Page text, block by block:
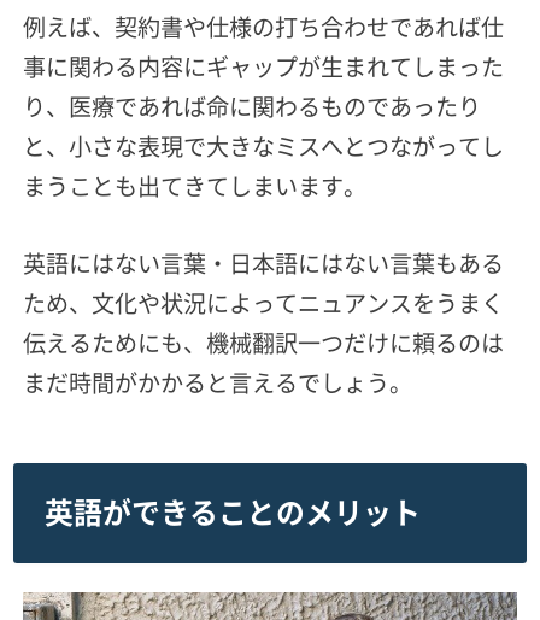
例えば、契約書や仕様の打ち合わせであれば仕
事に関わる内容にギャップが生まれてしまった
り、医療であれば命に関わるものであったり
と、小さな表現で大きなミスへとつながってし
まうことも出てきてしまいます。
英語にはない言葉・日本語にはない言葉もある
ため、文化や状況によってニュアンスをうまく
伝えるためにも、機械翻訳一つだけに頼るのは
まだ時間がかかると言えるでしょう。
英語ができることのメリット